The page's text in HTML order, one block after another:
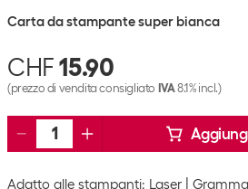
Carta da stampante super bianca
CHF 15.90
(prezzo di vendita consigliato IVA8.1% incl.)
Adatto alle stampanti: Laser